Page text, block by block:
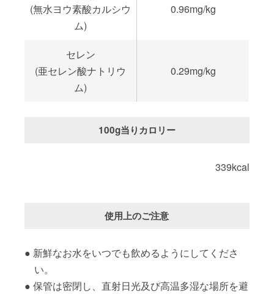
(無水ヨウ素酸カルシウ
ム)
0.96mg/kg
セレン
(亜セレン酸ナトリウ
ム)
0.29mg/kg
100g当りカロリー
339kcal
使用上のご注意
新鮮なお水をいつでも飲めるようにしてくださ
い。
保管は密閉し、直射日光及び高温多湿な場所を避